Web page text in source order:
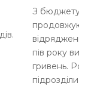
З бюджету
пів року
гривень.
підрозділи